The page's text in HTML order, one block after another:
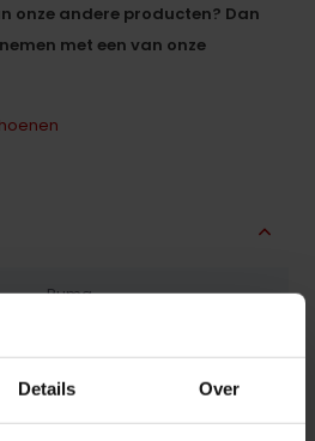
Details Over
onze andere producten? Dan
met een van onze
Puma